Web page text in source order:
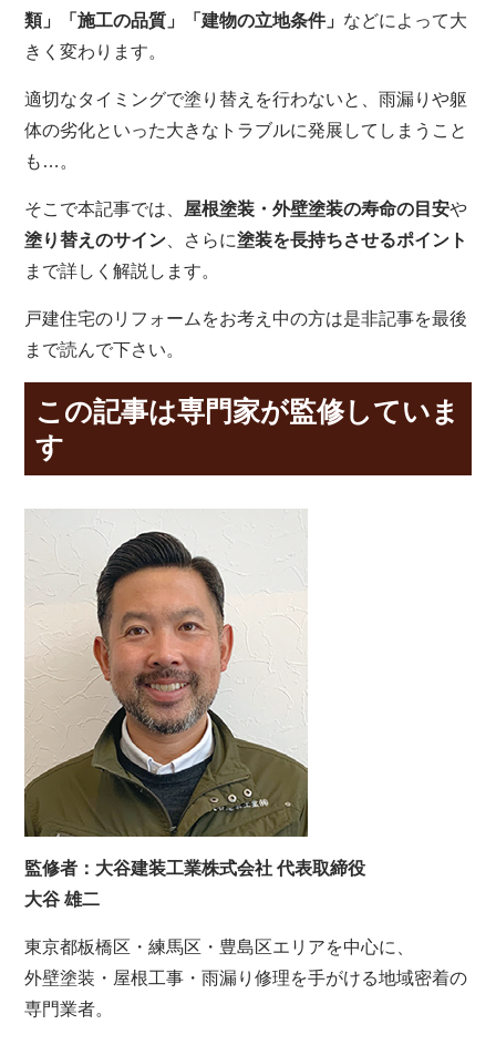
類」「施工の品質」「建物の立地条件」 などによって大
きく変わります。
適切なタイミングで塗り替えを行わないと、雨漏りや躯
体の劣化といった大きなトラブルに発展してしまうこと
も…。
そこで本記事では、 屋根塗装・外壁塗装の寿命の目安や
塗り替えのサイン 、さらに塗装を長持ちさせるポイント
まで詳しく解説します。
戸建住宅のリフォームをお考え中の方は是非記事を最後
まで読んで下さい。
この記事は専門家が監修していま
す
監修者：大谷建装工業株式会社 代表取締役
大谷 雄二
東京都板橋区・練馬区・豊島区エリアを中心に、
外壁塗装・屋根工事・雨漏り修理を手がける地域密着の
専門業者。